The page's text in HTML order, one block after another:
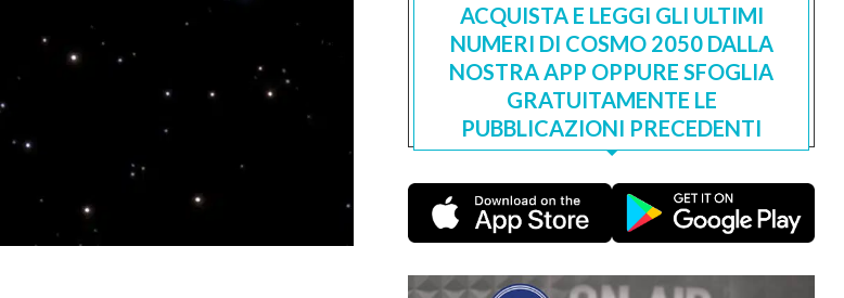
ACQUISTA E LEGGI GLI ULTIMI
NUMERI DI COSMO 2050 DALLA
NOSTRA APP OPPURE SFOGLIA
GRATUITAMENTE LE
PUBBLICAZIONI PRECEDENTI